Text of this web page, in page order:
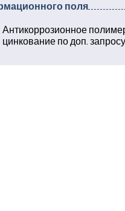
поля
Антикоррозионное
цинкование по доп. запросу